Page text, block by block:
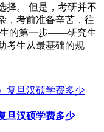
择。 但是，考研并不
，考前准备辛苦，往
生的第一步——研究生
考生从最基础的规
旦汉硕学费多少